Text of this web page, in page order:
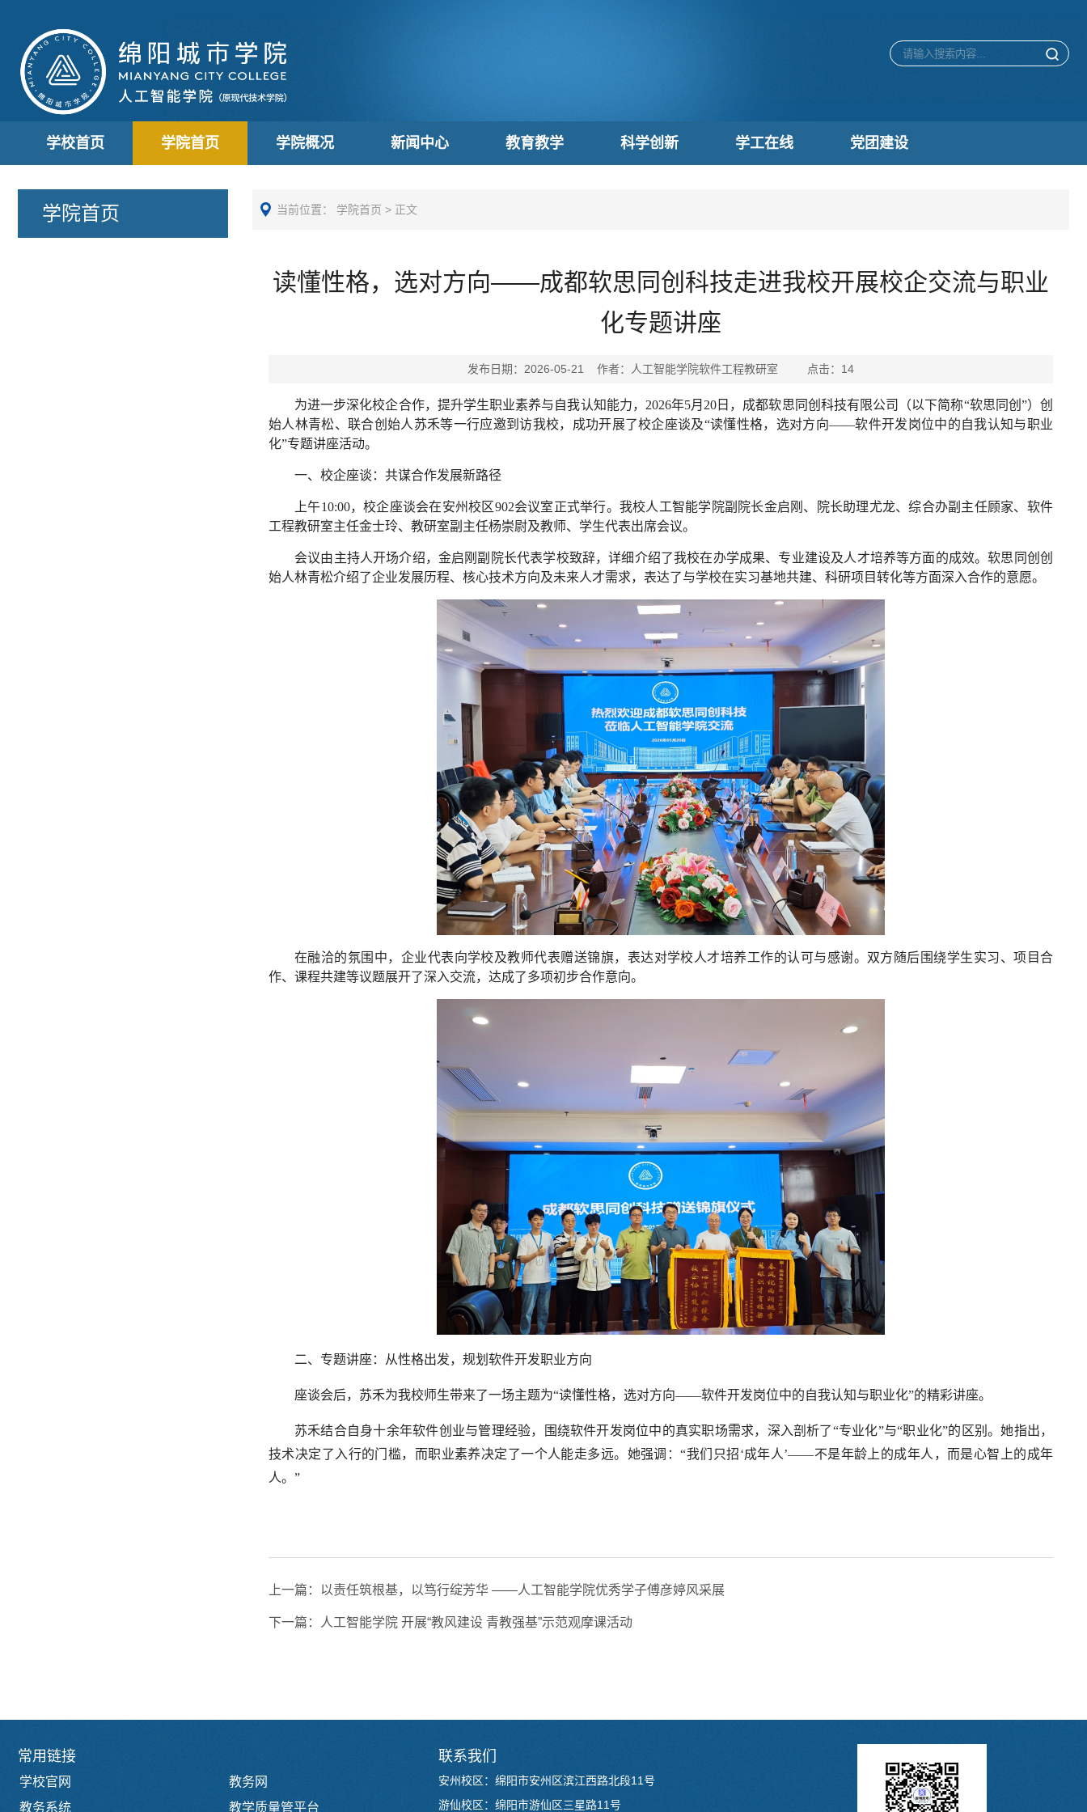
学校首页 学院首页 学院概况 新闻中心 教育教学 科学创新 学工在线 党团建设
学院首页 当前位置： 学院首页 > 正文
读懂性格，选对方向——成都软思同创科技走进我校开展校企交流与职业
化专题讲座
发布日期：2026-05-21 作者：人工智能学院软件工程教研室 点击： 14
为进一步深化校企合作，提升学生职业素养与自我认知能力，2026年5月20日，成都软思同创科技有限公司（以下简称“软思同创”）创
始人林青松、联合创始人苏禾等一行应邀到访我校，成功开展了校企座谈及“读懂性格，选对方向——软件开发岗位中的自我认知与职业
化”专题讲座活动。
一、校企座谈：共谋合作发展新路径
上午10:00，校企座谈会在安州校区902会议室正式举行。我校人工智能学院副院长金启刚、院长助理尤龙、综合办副主任顾家、软件
工程教研室主任金士玲、教研室副主任杨崇尉及教师、学生代表出席会议。
会议由主持人开场介绍，金启刚副院长代表学校致辞，详细介绍了我校在办学成果、专业建设及人才培养等方面的成效。软思同创创
始人林青松介绍了企业发展历程、核心技术方向及未来人才需求，表达了与学校在实习基地共建、科研项目转化等方面深入合作的意愿。
在融洽的氛围中，企业代表向学校及教师代表赠送锦旗，表达对学校人才培养工作的认可与感谢。双方随后围绕学生实习、项目合
作、课程共建等议题展开了深入交流，达成了多项初步合作意向。
二、专题讲座：从性格出发，规划软件开发职业方向
座谈会后，苏禾为我校师生带来了一场主题为“读懂性格，选对方向——软件开发岗位中的自我认知与职业化”的精彩讲座。
苏禾结合自身十余年软件创业与管理经验，围绕软件开发岗位中的真实职场需求，深入剖析了“专业化”与“职业化”的区别。她指出，
技术决定了入行的门槛，而职业素养决定了一个人能走多远。她强调：“我们只招‘成年人’——不是年龄上的成年人，而是心智上的成年
人。”
上一篇： 以责任筑根基，以笃行绽芳华 ——人工智能学院优秀学子傅彦婷风采展
下一篇： 人工智能学院 开展“教风建设 青教强基”示范观摩课活动
常用链接
学校官网
教务网
教务系统
教学质量管平台
联系我们
安州校区：绵阳市安州区滨江西路北段11号
游仙校区：绵阳市游仙区三星路11号